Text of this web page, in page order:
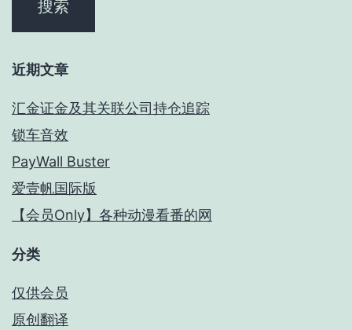
近期文章
汇金证金及其关联公司持仓追踪
锁车音效
PayWall Buster
爱壹帆国际版
【会员Only】各种动漫看番的网
分类
仅供会员
原创翻译